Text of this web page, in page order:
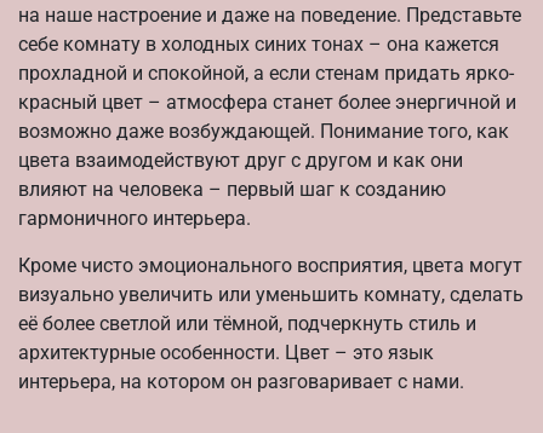
на наше настроение и даже на поведение. Представьте
себе комнату в холодных синих тонах – она кажется
прохладной и спокойной, а если стенам придать ярко-
красный цвет – атмосфера станет более энергичной и
возможно даже возбуждающей. Понимание того, как
цвета взаимодействуют друг с другом и как они
влияют на человека – первый шаг к созданию
гармоничного интерьера.
Кроме чисто эмоционального восприятия, цвета могут
визуально увеличить или уменьшить комнату, сделать
её более светлой или тёмной, подчеркнуть стиль и
архитектурные особенности. Цвет – это язык
интерьера, на котором он разговаривает с нами.